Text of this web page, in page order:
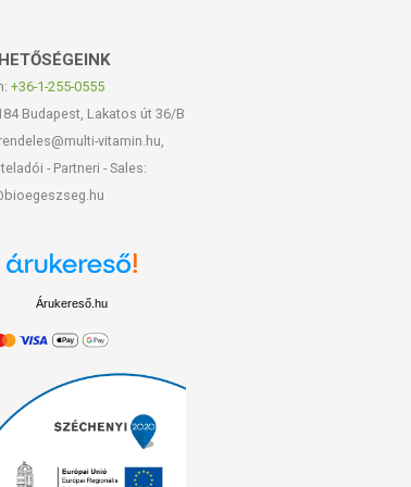
+36-1-255-0555
Budapest, Lakatos út 36/B
vitamin.hu,
- Partneri - Sales:
Árukereső.hu